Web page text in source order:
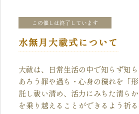
この催しは終了しています
水無月大祓式について
大祓は、日常生活の中で知らず知
あろう罪や過ち・心身の穢れを「
託し祓い清め、活力にみちた清ら
を乗り越えることができるよう祈る